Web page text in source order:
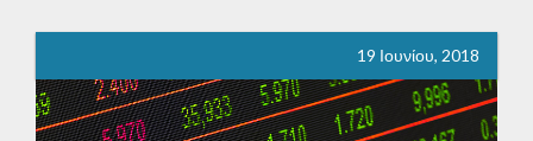
19 Ιουνίου, 2018